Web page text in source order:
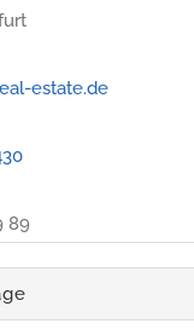
estate.de
89